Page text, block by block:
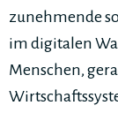
zunehmende
im digitalen
Menschen,